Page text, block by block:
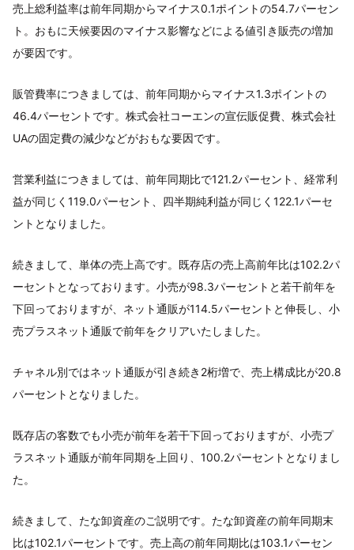
売上総利益率は前年同期からマイナス0.1ポイントの54.7パーセン
ト。おもに天候要因のマイナス影響などによる値引き販売の増加
が要因です。
販管費率につきましては、前年同期からマイナス1.3ポイントの
46.4パーセントです。株式会社コーエンの宣伝販促費、株式会社
UAの固定費の減少などがおもな要因です。
営業利益につきましては、前年同期比で121.2パーセント、経常利
益が同じく119.0パーセント、四半期純利益が同じく122.1パーセ
ントとなりました。
続きまして、単体の売上高です。既存店の売上高前年比は102.2パ
ーセントとなっております。小売が98.3パーセントと若干前年を
下回っておりますが、ネット通販が114.5パーセントと伸長し、小
売プラスネット通販で前年をクリアいたしました。
チャネル別ではネット通販が引き続き2桁増で、売上構成比が20.8
パーセントとなりました。
既存店の客数でも小売が前年を若干下回っておりますが、小売プ
ラスネット通販が前年同期を上回り、100.2パーセントとなりまし
た。
続きまして、たな卸資産のご説明です。たな卸資産の前年同期末
比は102.1パーセントです。売上高の前年同期比は103.1パーセン